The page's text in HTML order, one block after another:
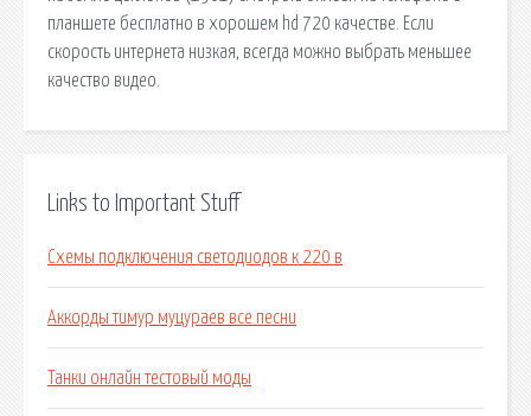
планшете бесплатно в хорошем hd 720 качестве. Если
скорость интернета низкая, всегда можно выбрать меньшее
качество видео.
Links to Important Stuff
Схемы подключения светодиодов к 220 в
Аккорды тимур муцураев все песни
Танки онлайн тестовый моды